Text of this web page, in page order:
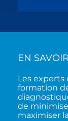
EN
Les experts
formation
de
maximiser